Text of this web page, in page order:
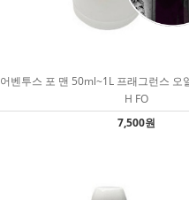
어벤투스 포 맨 50ml~1L 프래그런스 오
H FO
7,500원